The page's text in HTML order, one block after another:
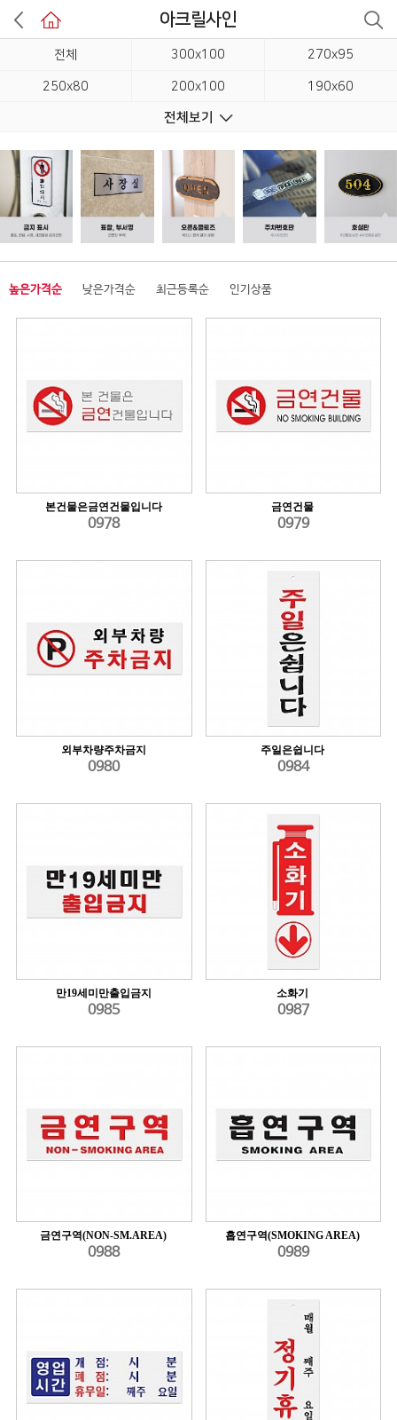
아크릴사인
전체 300x100 270x95
250x80 200x100 190x60
180x60
180x30 120x50 120x40
120x120 100x100 35x80
전체보기
높은가격순 낮은가격순 최근등록순 인기상품
본건물은금연건물입니다
0978
금연건물
0979
외부차량주차금지
0980
주일은쉽니다
0984
만19세미만출입금지
0985
소화기
0987
금연구역(NON-SM.AREA)
0988
흡연구역(SMOKING AREA)
0989